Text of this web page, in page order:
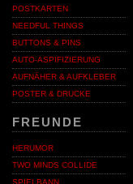
POSTKARTEN
NEEDFUL THINGS
BUTTONS & PINS
AUTO-ASPIFIZIERUNG
AUFNÄHER & AUFKLEBER
POSTER & DRUCKE
FREUNDE
HERUMOR
TWO MINDS COLLIDE
SPIELBANN